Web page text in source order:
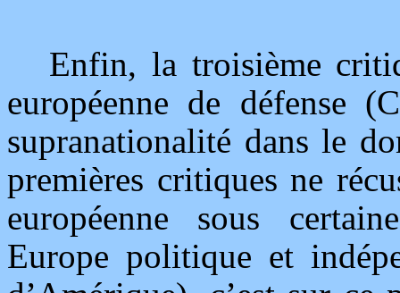
Enfin, la troisième
européenne de défense
supranationalité dans le
premières critiques ne
européenne sous
Europe politique et